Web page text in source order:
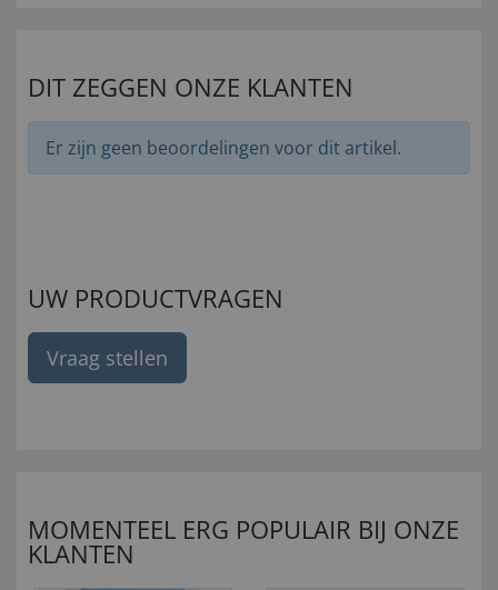
DIT ZEGGEN ONZE KLANTEN
Er zijn geen beoordelingen voor dit artikel.
UW PRODUCTVRAGEN
Vraag stellen
MOMENTEEL ERG POPULAIR BIJ ONZE
KLANTEN